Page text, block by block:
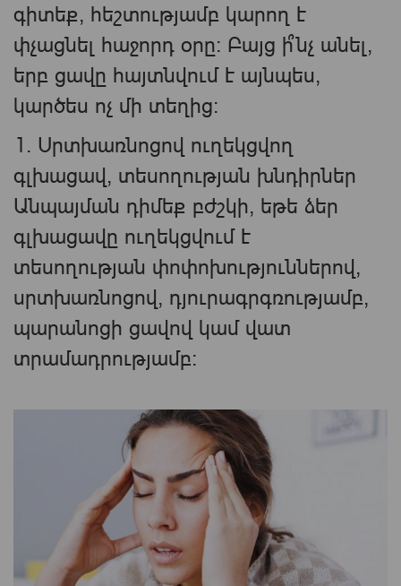
գիտեք, հեշտությամբ կարող է
փչացնել հաջորդ օրը։ Բայց ի՞նչ անել,
երբ ցավը հայտնվում է այնպես,
կարծես ոչ մի տեղից:
1. Սրտխառնոցով ուղեկցվող
գլխացավ, տեսողության խնդիրներ
Անպայման դիմեք բժշկի, եթե ձեր
գլխացավը ուղեկցվում է
տեսողության փոփոխություններով,
սրտխառնոցով, դյուրագրգռությամբ,
պարանոցի ցավով կամ վատ
տրամադրությամբ: